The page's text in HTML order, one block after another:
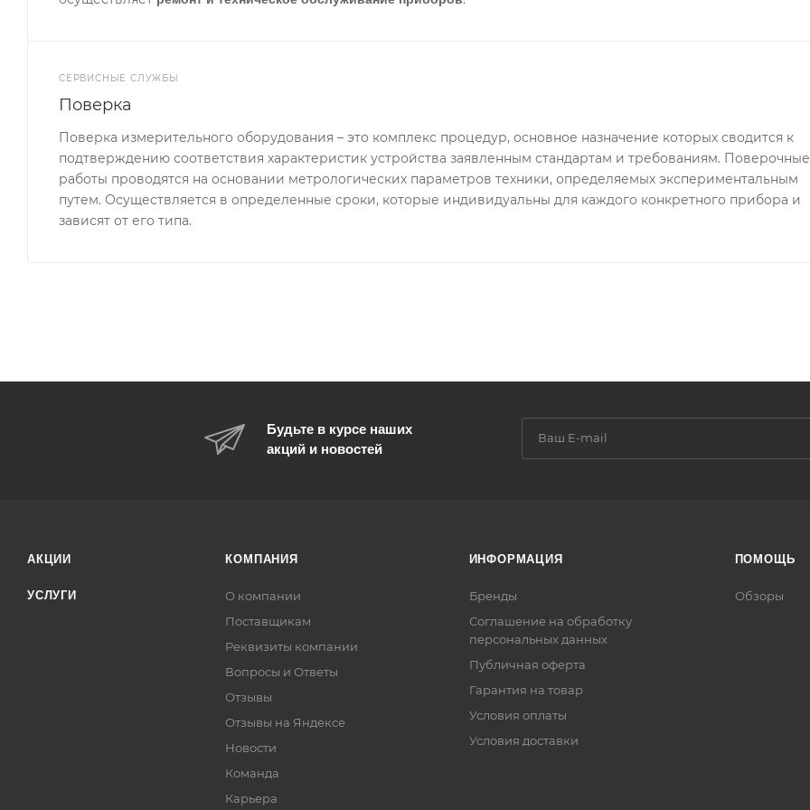
СЕРВИСНЫЕ СЛУЖБЫ
Поверка
Поверка измерительного оборудования – это комплекс процедур, основное назначение которых сводится к
подтверждению соответствия характеристик устройства заявленным стандартам и требованиям. Поверочные
работы проводятся на основании метрологических параметров техники, определяемых экспериментальным
путем. Осуществляется в определенные сроки, которые индивидуальны для каждого конкретного прибора и
зависят от его типа.
Будьте в курсе наших
акций и новостей
АКЦИИ
УСЛУГИ
КОМПАНИЯ
О компании
Поставщикам
Реквизиты компании
Вопросы и Ответы
Отзывы
Отзывы на Яндексе
Новости
Команда
Карьера
ИНФОРМАЦИЯ
Бренды
Соглашение на обработку
персональных данных
Публичная оферта
Гарантия на товар
Условия оплаты
Условия доставки
ПОМОЩЬ
Обзоры